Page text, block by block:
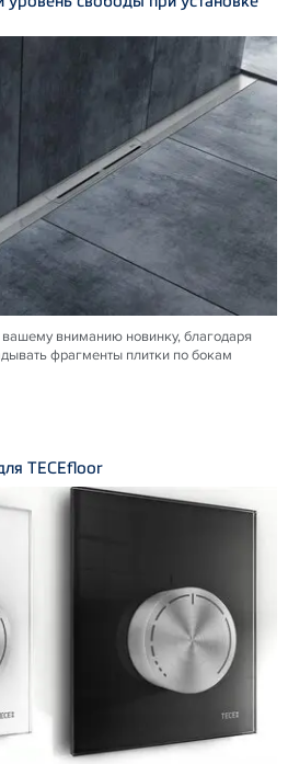
вниманию новинку, благодаря
фрагменты плитки по бокам
TECEfloor